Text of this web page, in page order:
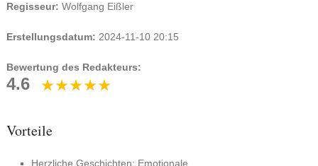
Regisseur: Wolfgang Eißler
Erstellungsdatum: 2024-11-10 20:15
Bewertung des Redakteurs:
4.6
Vorteile
Herzliche Geschichten: Emotionale